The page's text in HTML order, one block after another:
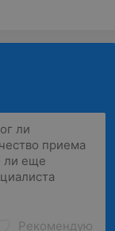
Рекомендую